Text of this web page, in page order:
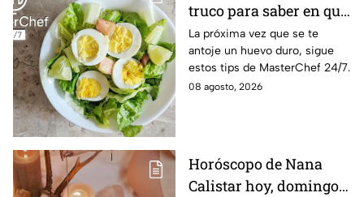
truco para saber en qué
momento está listo un
huevo cocido
La próxima vez que se te
antoje un huevo duro, sigue
estos tips de MasterChef 24/7.
08 agosto, 2026
Horóscopo de Nana
Calistar hoy, domingo 9